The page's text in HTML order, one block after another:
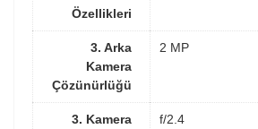
Özellikleri
3. Arka
Kamera
Çözünürlüğü
2 MP
3. Kamera
f/2.4